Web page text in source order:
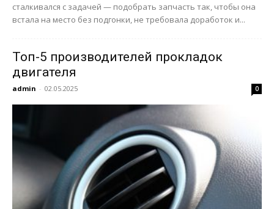
сталкивался с задачей — подобрать запчасть так, чтобы она
встала на место без подгонки, не требовала доработок и...
Топ-5 производителей прокладок
двигателя
admin - 02.05.2025 0